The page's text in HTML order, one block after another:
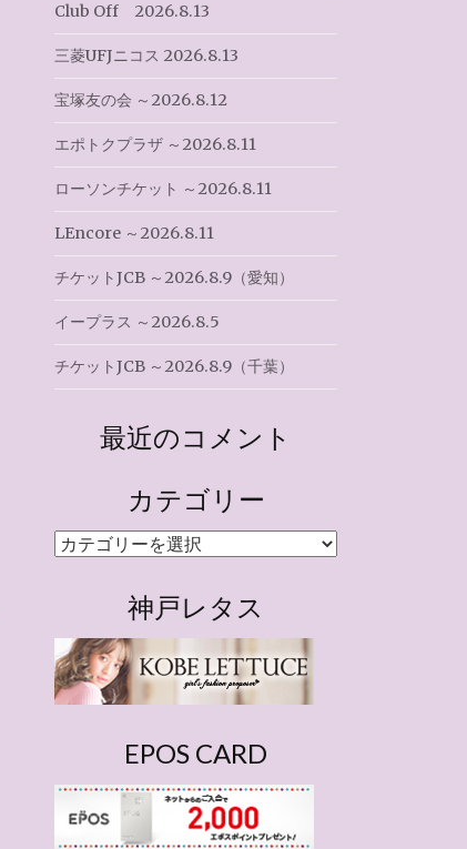
Club Off 2026.8.13
三菱UFJニコス 2026.8.13
宝塚友の会 ～2026.8.12
エポトクプラザ ～2026.8.11
ローソンチケット ～2026.8.11
LEncore ～2026.8.11
チケットJCB ～2026.8.9（愛知）
イープラス ～2026.8.5
チケットJCB ～2026.8.9（千葉）
最近のコメント
カテゴリー
カ
ー
神戸レタス
EPOS CARD